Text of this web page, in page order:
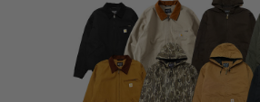
ご利用ガイド
店舗紹介 特集